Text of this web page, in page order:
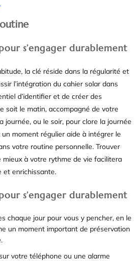
s’engager durablement
la clé réside dans la régularité et
l’intégration du cahier solar dans
d’identifier et de créer des
soit le matin, accompagné de votre
journée, ou le soir, pour clore la journée
moment régulier aide à intégrer le
votre routine personnelle. Trouver
mieux à votre rythme de vie facilitera
et enrichissante.
s’engager durablement
chaque jour pour vous y pencher, en le
un moment important de préservation
votre téléphone ou une alarme